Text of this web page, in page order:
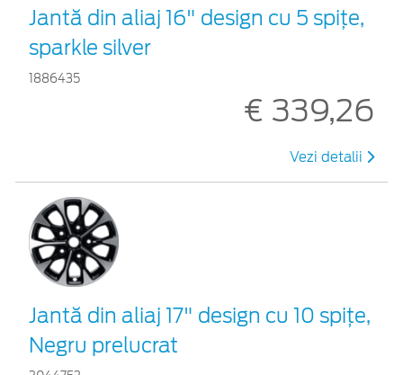
Jantă din aliaj 16" design cu 5 spiţe,
sparkle silver
1886435
€ 339,26
Vezi detalii
Jantă din aliaj 17" design cu 10 spițe,
Negru prelucrat